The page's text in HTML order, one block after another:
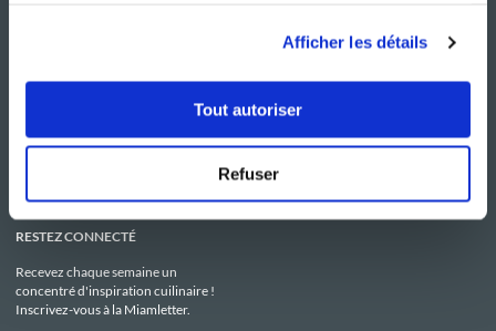
Afficher les détails
Tout autoriser
Refuser
Le Mag'
Boutique
C.G.U
Politique de confidentialité
Utilisation des Cookies
RESTEZ CONNECTÉ
Recevez chaque semaine un
concentré d'inspiration cuilinaire !
Inscrivez-vous à la Miamletter.